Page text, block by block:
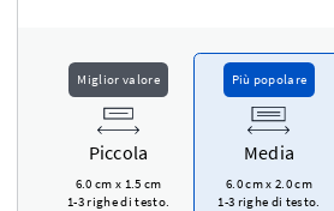
Miglior valore
Piccola
6.0 cm x 1.5 cm
1-3 righe di testo.
Più popolare
Media
6.0 cmx 2.0 cm
1-3 righe di testo.